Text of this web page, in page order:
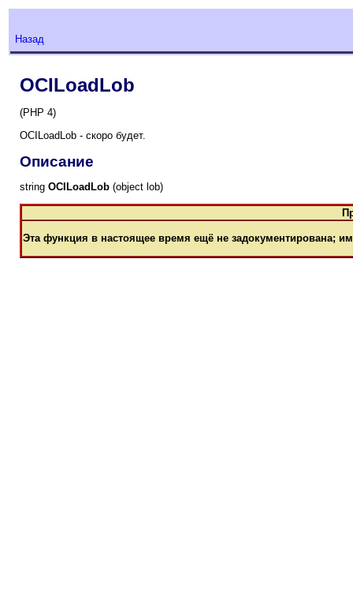
Назад
OCILoadLob
(PHP 4)
OCILoadLob - скоро будет.
Описание
string OCILoadLob (object lob)
Эта функция в настоящее время ещё не задокументирована;